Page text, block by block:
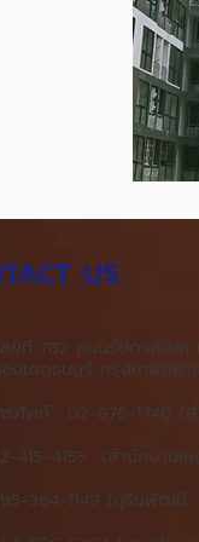
US
ขที่ 782 ถนนรัชดาภิเษก
งเขตธนบุรี กรุงเทพมห
ท์ : 02-876-1740 (ส
4155 (สำนักงานใหญ่
1149 (บุรินพัฒน์ - ง